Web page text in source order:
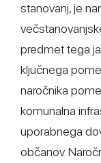
stanovanj, je
predmet tega
ključnega
naročnika
komunalna
uporabnega
občanov.